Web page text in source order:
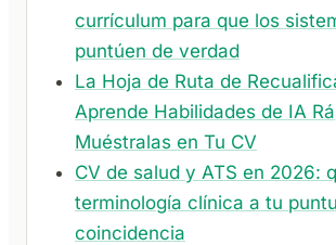
currículum para que los
puntúen de verdad
La Hoja de Ruta de
Aprende Habilidades de IA
Muéstralas en Tu CV
CV de salud y ATS en 2026:
terminología clínica a tu
coincidencia